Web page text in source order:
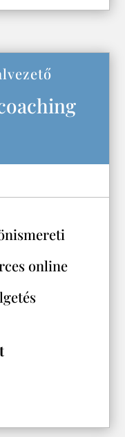
online